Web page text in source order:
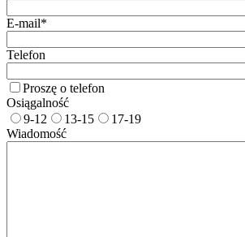
E-mail*
Telefon
Proszę o telefon
Osiągalność
9-12
13-15
17-19
Wiadomość